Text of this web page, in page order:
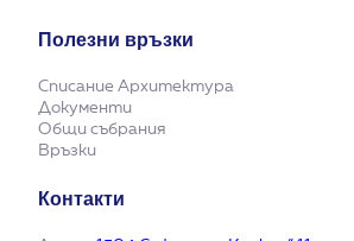
Полезни връзки
Списание Архитектура
Документи
Общи събрания
Връзки
Контакти